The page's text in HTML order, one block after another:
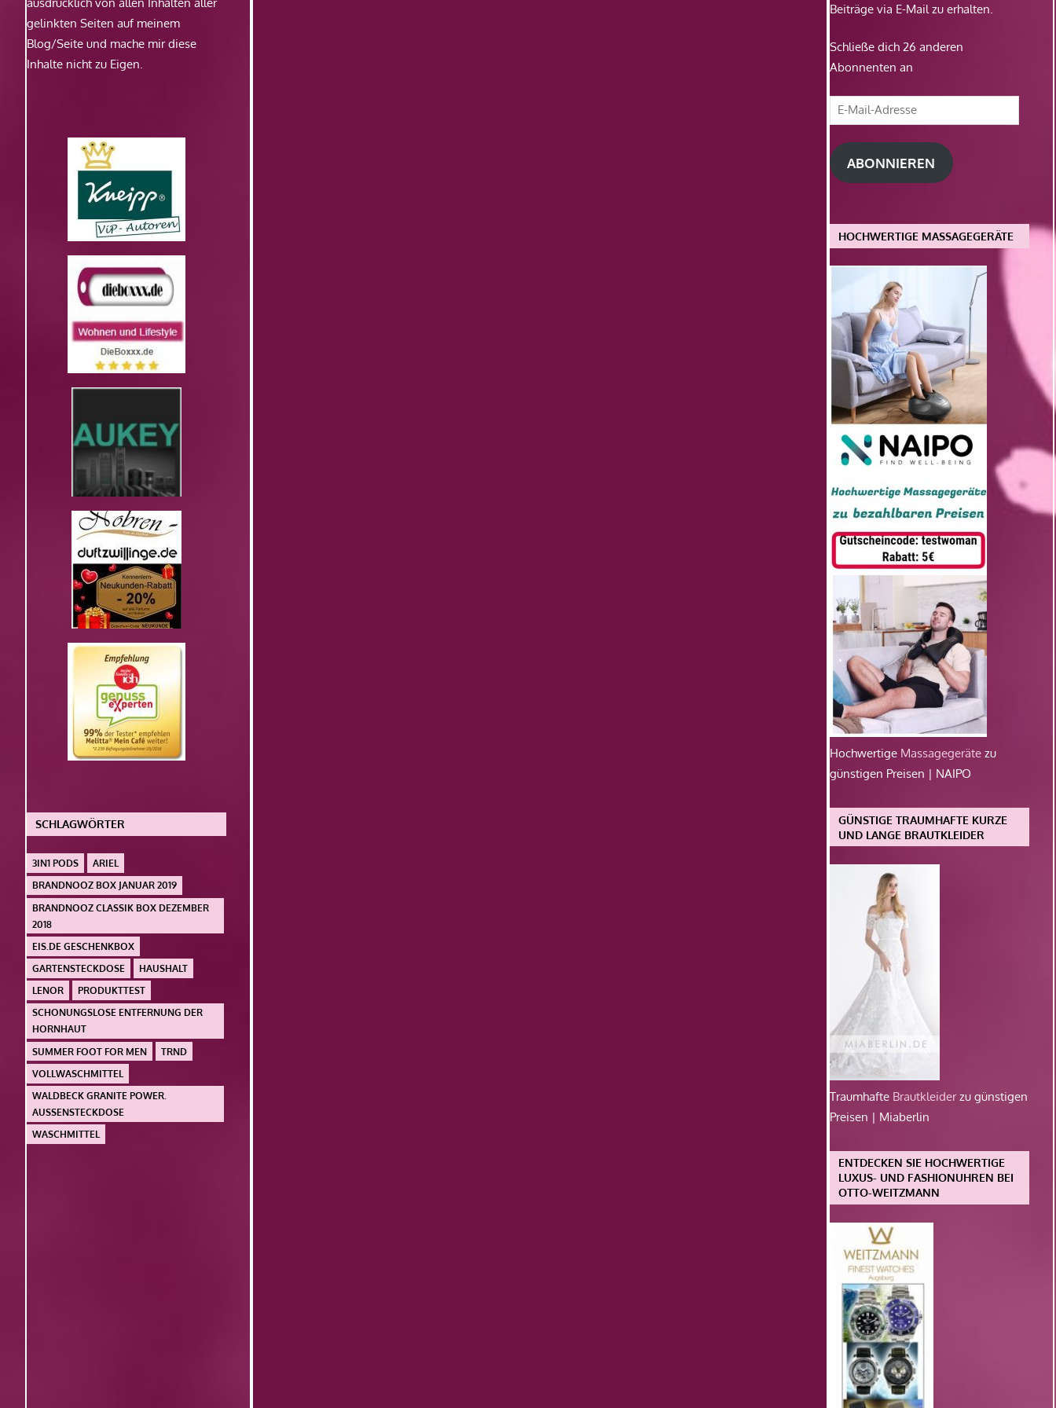
gelinkten Seiten auf meinem
Blog/Seite und mache mir diese
Inhalte nicht zu Eigen.
SCHLAGWÖRTER
3IN1 PODS
ARIEL
BRANDNOOZ BOX JANUAR 2019
BRANDNOOZ CLASSIK BOX DEZEMBER
2018
EIS.DE GESCHENKBOX
GARTENSTECKDOSE
HAUSHALT
LENOR
PRODUKTTEST
SCHONUNGSLOSE ENTFERNUNG DER
HORNHAUT
SUMMER FOOT FOR MEN
TRND
VOLLWASCHMITTEL
WALDBECK GRANITE POWER.
AUSSENSTECKDOSE
WASCHMITTEL
Beiträge via E-Mail zu erhalten.
Schließe dich 26 anderen
Abonnenten an
E-
Mail-
Adresse
ABONNIEREN
HOCHWERTIGE MASSAGEGERÄTE
Hochwertige Massagegeräte zu
günstigen Preisen | NAIPO
GÜNSTIGE TRAUMHAFTE KURZE
UND LANGE BRAUTKLEIDER
Traumhafte Brautkleiderzu günstigen
Preisen | Miaberlin
ENTDECKEN SIE HOCHWERTIGE
LUXUS- UND FASHIONUHREN BEI
OTTO-WEITZMANN